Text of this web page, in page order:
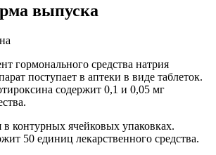
выпуска
гормонального средства натрия
поступает в аптеки в виде таблеток.
содержит 0,1 и 0,05 мг
в контурных ячейковых упаковках.
50 единиц лекарственного средства.